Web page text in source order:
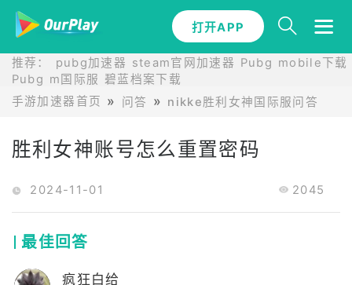
打开APP
推荐： pubg加速器 steam官网加速器 Pubg mobile下载
Pubg m国际服 碧蓝档案下载
手游加速器首页
问答 nikke胜利女神国际服问答
胜利女神账号怎么重置密码
2024-11-01 2045
最佳回答
疯狂白给